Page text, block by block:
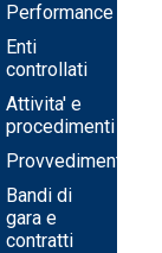
Performance
Enti
controllati
Attivita' e
procedimenti
Provvedimenti
Bandi di
gara e
contratti